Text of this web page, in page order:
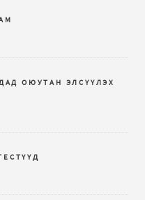
ОЮУТАН ЭЛСҮҮЛЭХ